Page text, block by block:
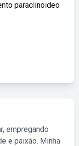
paraclinoideo
empregando
e paixão. Minha